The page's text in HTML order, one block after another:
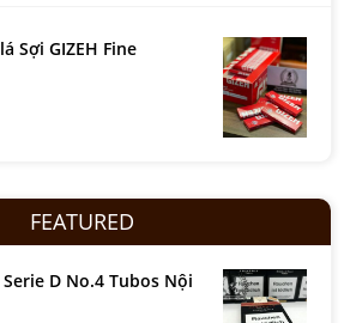
Sợi GIZEH Fine
FEATURED
D No.4 Tubos Nội